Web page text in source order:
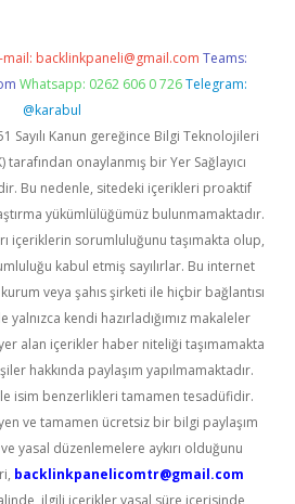
mail: backlinkpaneli@gmail.com Teams:
Whatsapp: 0262 606 0 726 Telegram:
@karabul
Sayılı Kanun gereğince Bilgi Teknolojileri
onaylanmış bir Yer Sağlayıcı
Bu nedenle, sitedeki içerikleri proaktif
yükümlülüğümüz bulunmamaktadır.
içeriklerin sorumluluğunu taşımakta olup,
kabul etmiş sayılırlar. Bu internet
veya şahıs şirketi ile hiçbir bağlantısı
kendi hazırladığımız makaleler
alan içerikler haber niteliği taşımamakta
hakkında paylaşım yapılmamaktadır.
isim benzerlikleri tamamen tesadüfidir.
ve tamamen ücretsiz bir bilgi paylaşım
yasal düzenlemelere aykırı olduğunu
backlinkpanelicomtr@gmail.com
ilgili içerikler yasal süre içerisinde